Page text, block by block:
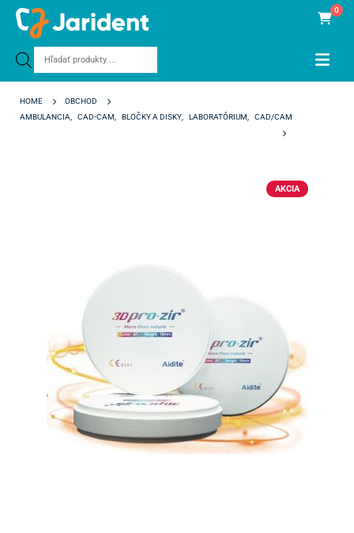
Products
0
HOME
OBCHOD
AMBULANCIA, CAD-CAM, BLOČKY A DISKY, LABORATÓRIUM, CAD/CAM
AKCIA